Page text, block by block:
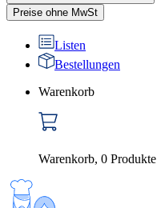
Preise ohne MwSt
Listen
Bestellungen
Warenkorb
Warenkorb, 0 Produkte